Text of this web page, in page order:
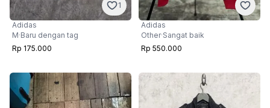
1
Adidas
M·Baru dengan tag
Rp 175.000
Adidas
Other·Sangat baik
Rp 550.000